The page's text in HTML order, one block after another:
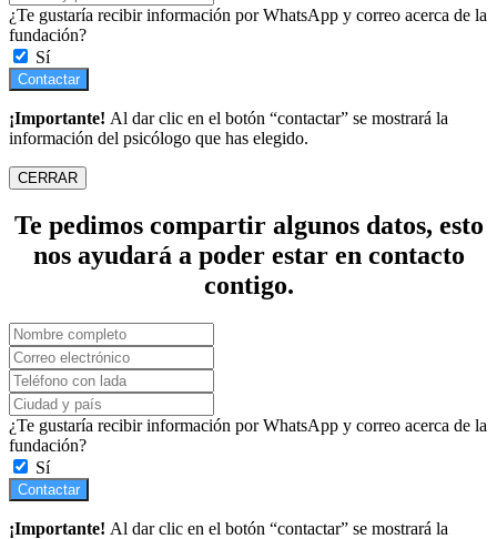
¿Te gustaría recibir información por WhatsApp y correo acerca de la
fundación?
Sí
Contactar
¡Importante! Al dar clic en el botón “contactar” se mostrará la
información del psicólogo que has elegido.
CERRAR
Te pedimos compartir algunos datos, esto
nos ayudará a poder estar en contacto
contigo.
¿Te gustaría recibir información por WhatsApp y correo acerca de la
fundación?
Sí
Contactar
¡Importante! Al dar clic en el botón “contactar” se mostrará la